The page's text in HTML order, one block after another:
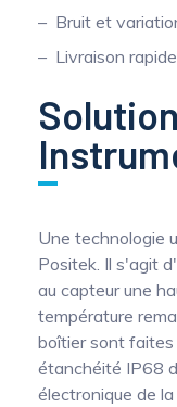
Bruit et
Livraison
Une technologie
Positek. Il s'agit
au capteur une
température
boîtier sont
étanchéité IP68
électronique de